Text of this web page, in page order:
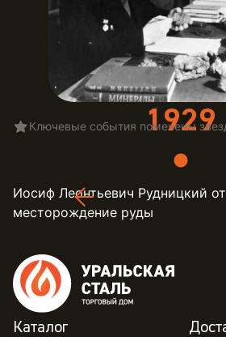
1929
Иосиф Леонтьевич Рудницкий
месторождение руды
Ключевые события помечены
Каталог